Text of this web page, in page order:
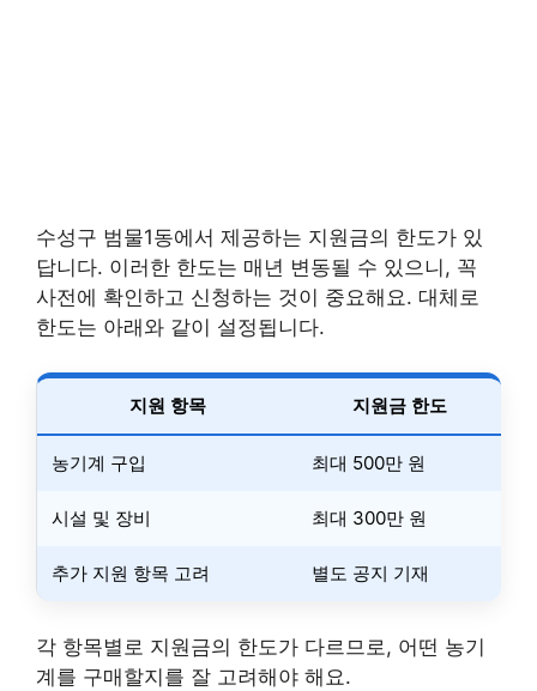
수성구 범물1동에서 제공하는 지원금의 한도가 있
답니다. 이러한 한도는 매년 변동될 수 있으니, 꼭
사전에 확인하고 신청하는 것이 중요해요. 대체로
한도는 아래와 같이 설정됩니다.
지원 항목 지원금 한도
농기계 구입 최대 500만 원
시설 및 장비 최대 300만 원
추가 지원 항목 고려 별도 공지 기재
각 항목별로 지원금의 한도가 다르므로, 어떤 농기
계를 구매할지를 잘 고려해야 해요.